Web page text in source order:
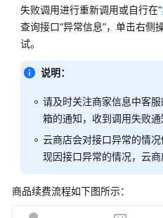
什
么
入
商
店
入
驻
商
失败调用进行重新调用或自行在“
查询接口“异常信息”，单击右侧
试。
说明：
请及时关注商家信息中客
箱的通知，收到调用失败通
云商店会对接口异常的情
现因接口异常的情况，云商
商品续费流程如下图所示：